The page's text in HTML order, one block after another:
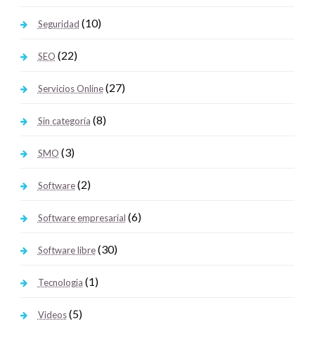
Seguridad (10)
SEO (22)
Servicios Online(27)
Sin categoría (8)
SMO (3)
Software(2)
Software empresarial (6)
Software libre(30)
Tecnologia (1)
Videos(5)